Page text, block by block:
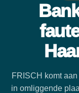
FRISCH komt
in omliggende